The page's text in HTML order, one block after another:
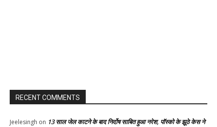
RECENT COMMENTS
Jeelesingh on 13 साल जेल काटने के बाद निर्दोष साबित हुआ नरेश, पॉस्को के झूठे केस ने